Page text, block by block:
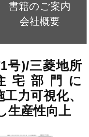
書籍のご案内
会社概要
号)/三菱地所
宅部門に
力可視化、
生産性向上